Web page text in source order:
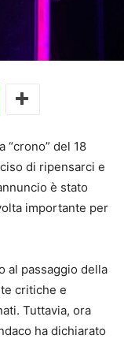
“crono” del 18
di ripensarci e
è stato
importante per
al passaggio della
critiche e
Tuttavia, ora
ha dichiarato